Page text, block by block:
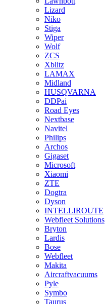
Lizard
Niko
Stiga
Wiper
Wolf
ZCS
Xblitz
LAMAX
Midland
HUSQVARNA
DDPai
Road Eyes
Nextbase
Navitel
Philips
Archos
Gigaset
Microsoft
Xiaomi
ZTE
Dogtra
Dyson
INTELLIROUTE
Webfleet Solutions
Bryton
Lardis
Bose
Webfleet
Makita
Aircraftvacuums
Pyle
Symbo
Taurus